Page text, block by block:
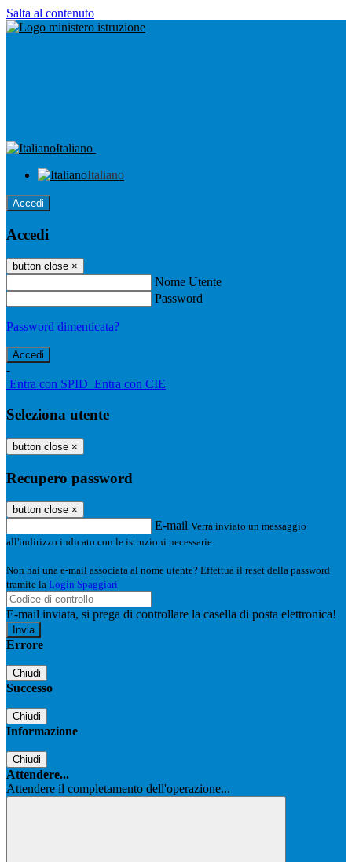
Salta al contenuto
Italiano
Italiano
Accedi
Accedi
button close ×
Nome Utente
Password
Password dimenticata?
-
Entra con SPID Entra con CIE
Seleziona utente
button close ×
Recupero password
button close ×
E-mail Verrà inviato un messaggio
all'indirizzo indicato con le istruzioni necessarie.
Non hai una e-mail associata al nome utente? Effettua il reset della password
tramite la Login Spaggiari
E-mail inviata, si prega di controllare la casella di posta elettronica!
Errore
Chiudi
Successo
Chiudi
Informazione
Chiudi
Attendere...
Attendere il completamento dell'operazione...